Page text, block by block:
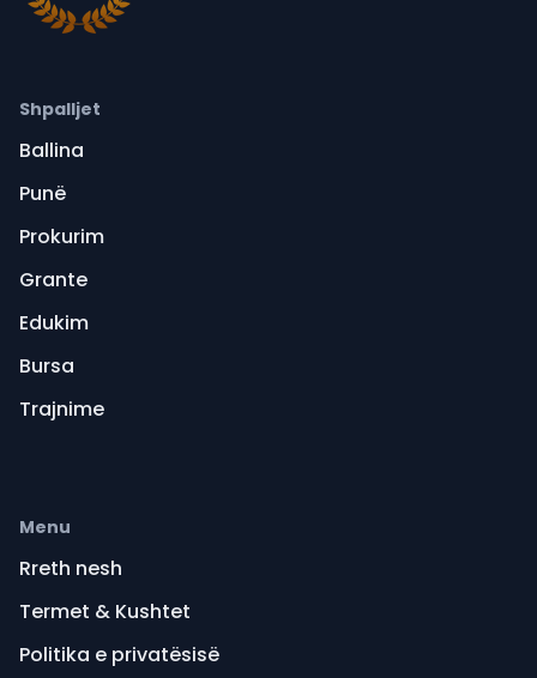
Shpalljet
Ballina
Punë
Prokurim
Grante
Edukim
Bursa
Trajnime
Menu
Rreth nesh
Termet & Kushtet
Politika e privatësisë